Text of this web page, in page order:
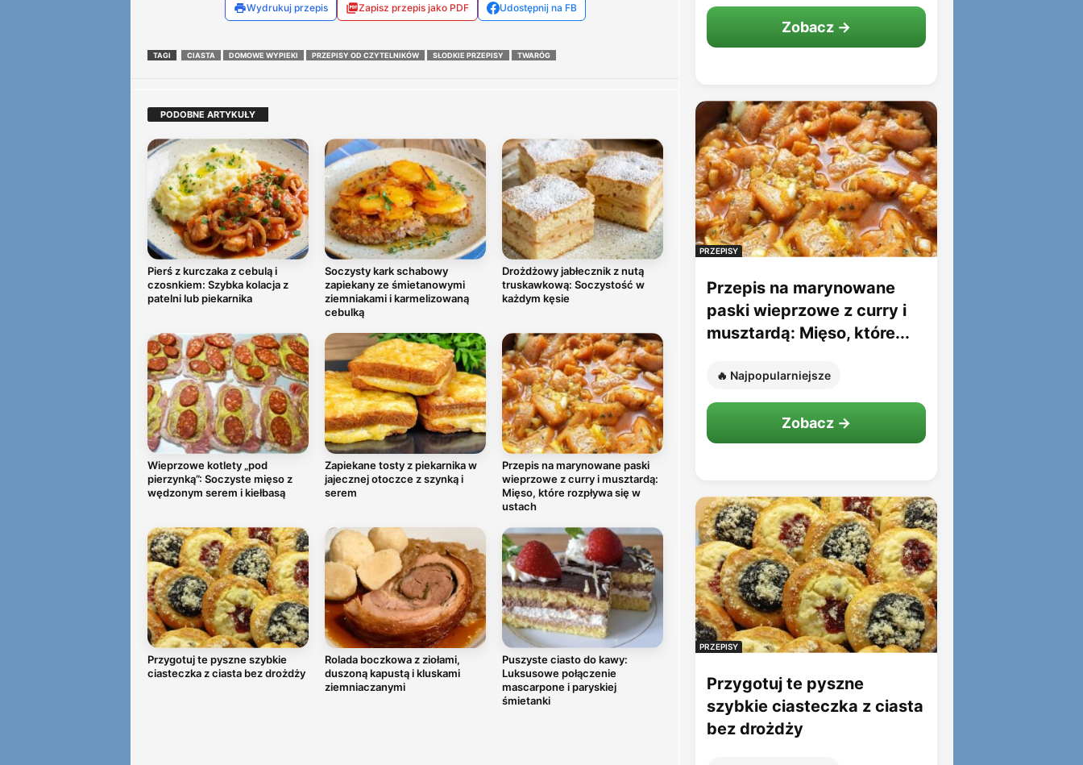
Wydrukuj przepis Zapisz przepis jako PDF Udostępnij na FB
TAGI CIASTA DOMOWE WYPIEKI PRZEPISY OD CZYTELNIKÓW SŁODKIE PRZEPISY TWARÓG
PODOBNE ARTYKUŁY
Pierś z kurczaka z cebulą i
czosnkiem: Szybka kolacja z
patelni lub piekarnika
Soczysty kark schabowy
zapiekany ze śmietanowymi
ziemniakami i karmelizowaną
cebulką
Drożdżowy jabłecznik z nutą
truskawkową: Soczystość w
każdym kęsie
Wieprzowe kotlety „pod
pierzynką”: Soczyste mięso z
wędzonym serem i kiełbasą
Zapiekane tosty z piekarnika w
jajecznej otoczce z szynką i
serem
Przepis na marynowane paski
wieprzowe z curry i musztardą:
Mięso, które rozpływa się w
ustach
Przygotuj te pyszne szybkie
ciasteczka z ciasta bez drożdży
Rolada boczkowa z ziołami,
duszoną kapustą i kluskami
ziemniaczanymi
Puszyste ciasto do kawy:
Luksusowe połączenie
mascarpone i paryskiej
śmietanki
Zobacz →
PRZEPISY
Przepis na marynowane
paski wieprzowe z curry i
musztardą: Mięso, które...
🔥 Najpopularniejsze
Zobacz →
PRZEPISY
Przygotuj te pyszne
szybkie ciasteczka z ciasta
bez drożdży